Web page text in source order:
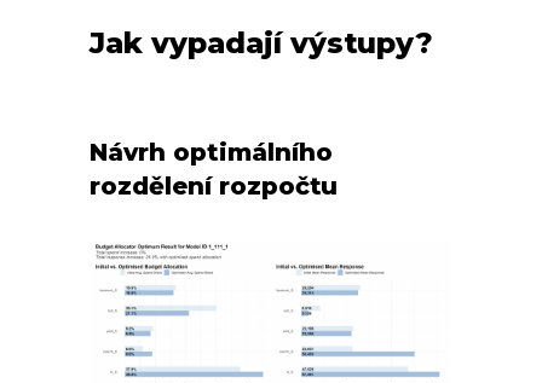
Jak vypadají výstupy?
Návrh optimálního
rozdělení rozpočtu